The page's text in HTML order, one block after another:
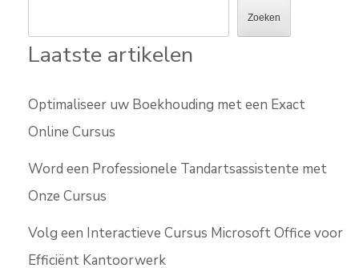
Zoeken
Laatste artikelen
Optimaliseer uw Boekhouding met een Exact
Online Cursus
Word een Professionele Tandartsassistente met
Onze Cursus
Volg een Interactieve Cursus Microsoft Office voor
Efficiënt Kantoorwerk